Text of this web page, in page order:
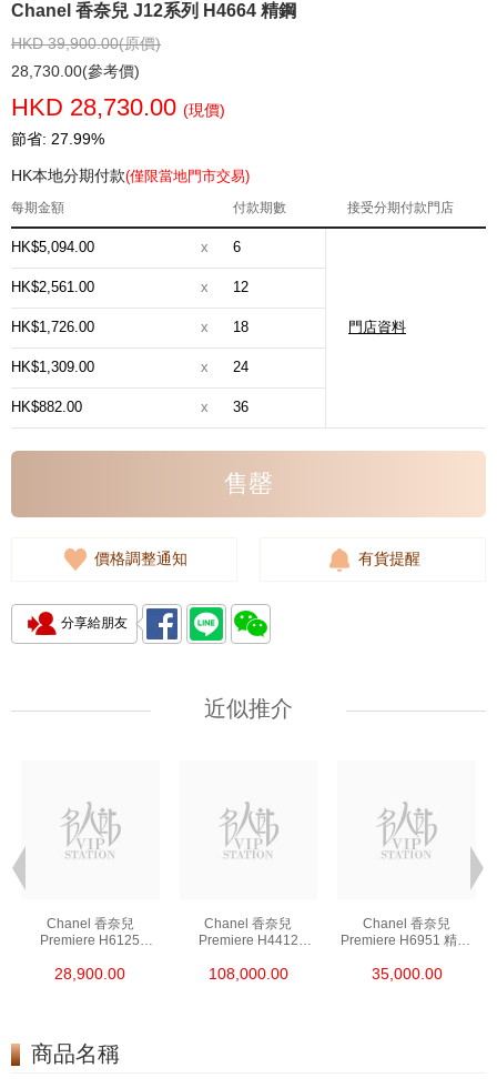
Chanel 香奈兒 J12系列 H4664 精鋼
HKD 39,900.00(原價)
28,730.00(參考價)
HKD 28,730.00 (現價)
節省: 27.99%
HK本地分期付款(僅限當地門市交易)
每期金額 付款期數 接受分期付款門店
HK$5,094.00 x 6
門店資料
HK$2,561.00 x 12
HK$1,726.00 x 18
HK$1,309.00 x 24
HK$882.00 x 36
售罄
價格調整通知 有貨提醒
分享給朋友
近似推介
Chanel 香奈兒
Premiere H6125
28,900.00
Chanel 香奈兒
Premiere H4412
108,000.00
Chanel 香奈兒
Premiere H6951 精鋼/
35,000.00
商品名稱